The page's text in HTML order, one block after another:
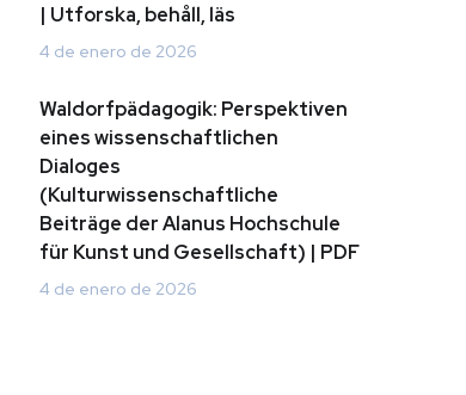
| Utforska, behåll, läs
4 de enero de 2026
Waldorfpädagogik: Perspektiven
eines wissenschaftlichen
Dialoges
(Kulturwissenschaftliche
Beiträge der Alanus Hochschule
für Kunst und Gesellschaft) | PDF
4 de enero de 2026